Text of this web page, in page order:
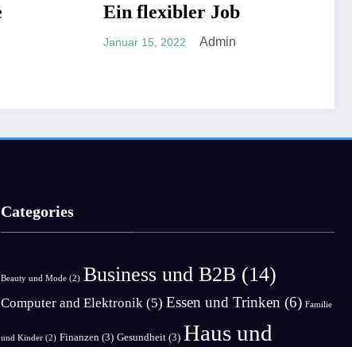
NICHT KATEGORISIERT
Ein flexibler Job
Admin
Categories
Beauty und Mode (2) Business und B2B (14)
Computer and Elektronik (5) Essen und Trinken (6) Familie
und Kinder (2) Finanzen (3) Gesundheit (3) Haus und